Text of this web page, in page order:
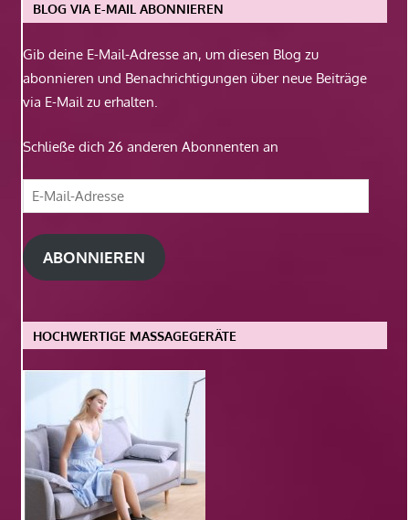
BLOG VIA E-MAIL ABONNIEREN
Gib deine E-Mail-Adresse an, um diesen Blog zu
abonnieren und Benachrichtigungen über neue Beiträge
via E-Mail zu erhalten.
Schließe dich 26 anderen Abonnenten an
E-
Mail-
Adresse
ABONNIEREN
HOCHWERTIGE MASSAGEGERÄTE